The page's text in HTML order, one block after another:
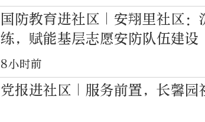
国防教育进社区｜安翔里社区：
练，赋能基层志愿安防队伍建设
8小时前
党报进社区｜服务前置，长馨园